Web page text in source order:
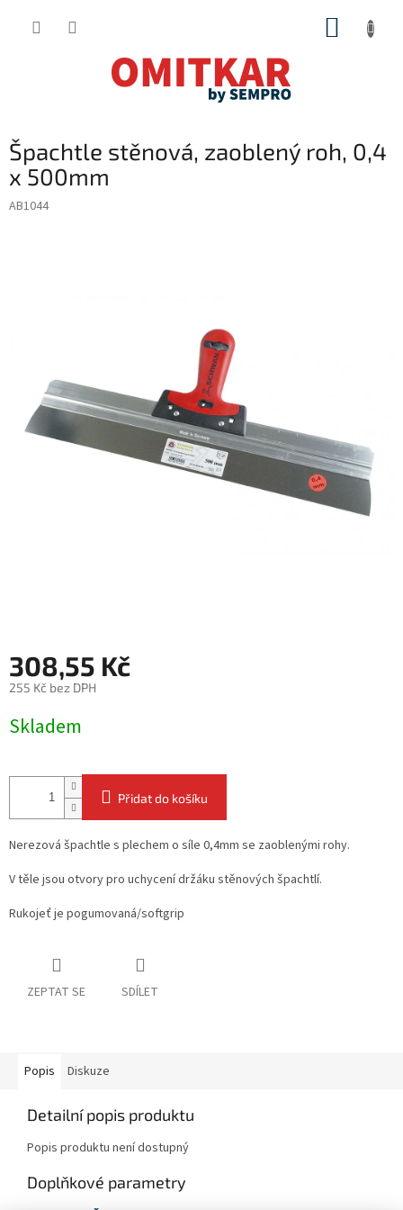
Špachtle stěnová, zaoblený roh, 0,4
x 500mm
AB1044
308,55 Kč
255 Kč bez DPH
cena:
Skladem
Přidat do košíku
Nerezová špachtle s plechem o síle 0,4mm se zaoblenými rohy.
V těle jsou otvory pro uchycení držáku stěnových špachtlí.
Rukojeť je pogumovaná/softgrip
ZEPTAT SE SDÍLET
Popis Diskuze
Detailní popis produktu
Popis produktu není dostupný
Doplňkové parametry